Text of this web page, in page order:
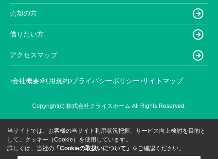
売却の方
借りたい方
アクセスマップ
会社概要 利用規約 プライバシーポリシー サイトマップ
Copyright(c) 株式会社クライスホーム All Rights Reserved.
当サイトでは、お客様の当サイト利用状況把握、サービス向上検討を目的と
して、クッキー（Cookie）を使用しています。
詳しくは、当社の 「Cookieの取扱いについて」 をご確認ください。